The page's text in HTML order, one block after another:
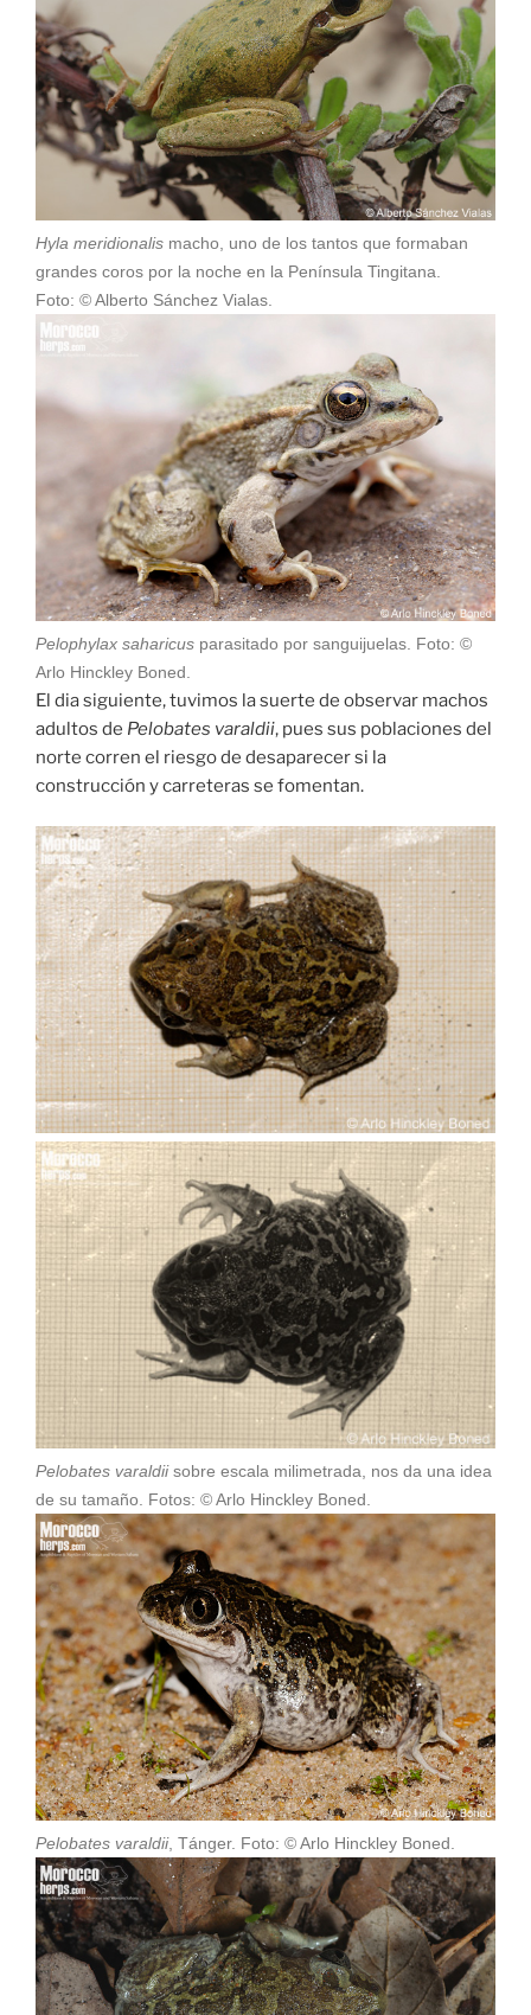
Hyla meridionalis macho, uno de los tantos que formaban
grandes coros por la noche en la Península Tingitana.
Foto: © Alberto Sánchez Vialas.
Pelophylax saharicus parasitado por sanguijuelas. Foto: ©
Arlo Hinckley Boned.
El dia siguiente, tuvimos la suerte de observar machos
adultos de Pelobates varaldii, pues sus poblaciones del
norte corren el riesgo de desaparecer si la
construcción y carreteras se fomentan.
Pelobates varaldiisobre escala milimetrada, nos da una idea
de su tamaño. Fotos: © Arlo Hinckley Boned.
Pelobates varaldii, Tánger. Foto: © Arlo Hinckley Boned.